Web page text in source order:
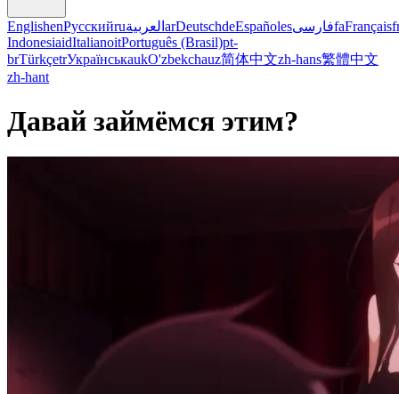
EnglishenРусскийruالعربية arDeutschdeEspañolesفارسیfaFrançais
IndonesiaidItalianoitPortuguês (Brasil)pt-
brTürkçetrУкраїнськаukO'zbekchauz简体中文zh-hans繁體中文
zh-hant
Давай займёмся этим?